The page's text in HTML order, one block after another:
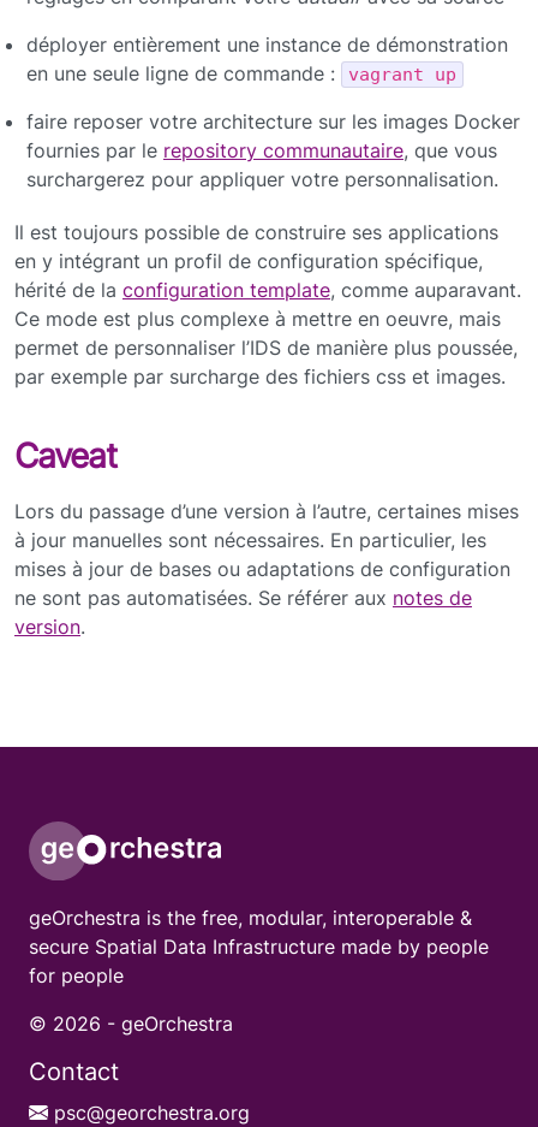
déployer entièrement une instance de démonstration
en une seule ligne de commande :
vagrant up
faire reposer votre architecture sur les images Docker
fournies par le repository communautaire, que vous
surchargerez pour appliquer votre personnalisation.
Il est toujours possible de construire ses applications
en y intégrant un profil de configuration spécifique,
hérité de la configuration template, comme auparavant.
Ce mode est plus complexe à mettre en oeuvre, mais
permet de personnaliser l’IDS de manière plus poussée,
par exemple par surcharge des fichiers css et images.
Caveat
Lors du passage d’une version à l’autre, certaines mises
à jour manuelles sont nécessaires. En particulier, les
mises à jour de bases ou adaptations de configuration
ne sont pas automatisées. Se référer aux notes de
version.
geOrchestra is the free, modular, interoperable &
secure Spatial Data Infrastructure made by people
for people
© 2026 - geOrchestra
Contact
psc@georchestra.org